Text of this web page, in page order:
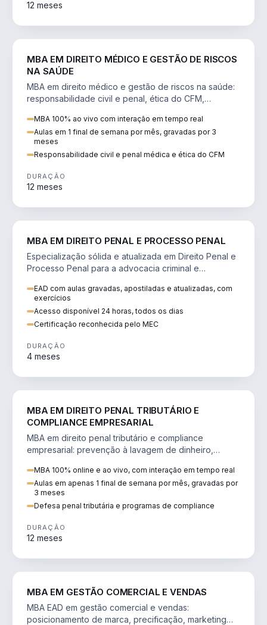
12 meses
MBA EM DIREITO MÉDICO E GESTÃO DE RISCOS
NA SAÚDE
MBA em direito médico e gestão de riscos na saúde:
responsabilidade civil e penal, ética do CFM,
MBA 100% ao vivo com interação em tempo real
Aulas em 1 final de semana por mês, gravadas por 3
meses
Responsabilidade civil e penal médica e ética do CFM
DURAÇÃO
12 meses
MBA EM DIREITO PENAL E PROCESSO PENAL
Especialização sólida e atualizada em Direito Penal e
Processo Penal para a advocacia criminal e
EAD com aulas gravadas, apostiladas e atualizadas, com
exercícios
Acesso disponível 24 horas, todos os dias
Certificação reconhecida pelo MEC
DURAÇÃO
4 meses
MBA EM DIREITO PENAL TRIBUTÁRIO E
COMPLIANCE EMPRESARIAL
MBA em direito penal tributário e compliance
empresarial: prevenção à lavagem de dinheiro,
MBA 100% online e ao vivo, com interação em tempo real
Aulas em apenas 1 final de semana por mês, gravadas por
3 meses
Defesa penal tributária e programas de compliance
DURAÇÃO
12 meses
MBA EM GESTÃO COMERCIAL E VENDAS
MBA EAD em gestão comercial e vendas:
posicionamento de marca, precificação, marketing